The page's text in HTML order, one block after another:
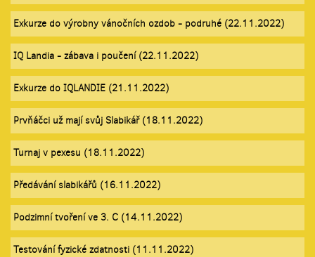
Exkurze do výrobny vánočních ozdob - podruhé (22.11.2022)
IQ Landia - zábava i poučení (22.11.2022)
Exkurze do IQLANDIE (21.11.2022)
Prvňáčci už mají svůj Slabikář (18.11.2022)
Turnaj v pexesu (18.11.2022)
Předávání slabikářů (16.11.2022)
Podzimní tvoření ve 3. C (14.11.2022)
Testování fyzické zdatnosti (11.11.2022)